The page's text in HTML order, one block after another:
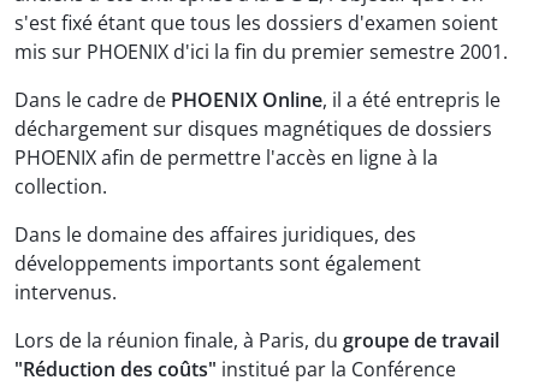
s'est fixé étant que tous les dossiers d'examen soient
mis sur PHOENIX d'ici la fin du premier semestre 2001.
Dans le cadre de PHOENIX Online, il a été entrepris le
déchargement sur disques magnétiques de dossiers
PHOENIX afin de permettre l'accès en ligne à la
collection.
Dans le domaine des affaires juridiques, des
développements importants sont également
intervenus.
Lors de la réunion finale, à Paris, du groupe de travail
"Réduction des coûts" institué par la Conférence